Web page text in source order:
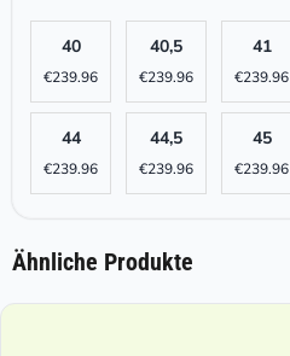
40
€239.96
40,5
€239.96
41
€239.96
44
€239.96
44,5
€239.96
45
€239.96
Ähnliche Produkte